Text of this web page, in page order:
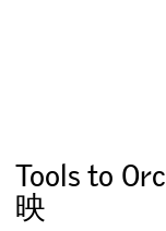
Tools to Orc
映